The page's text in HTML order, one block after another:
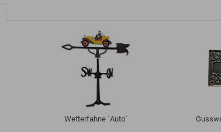
Wetterfahne `Auto`